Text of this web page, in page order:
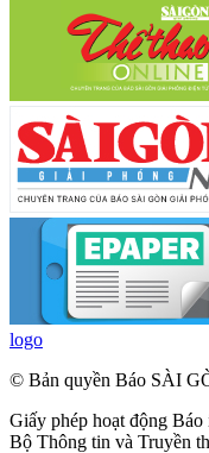
logo
© Bản quyền Báo SÀI
Giấy phép hoạt động
Bộ Thông tin và Truyền